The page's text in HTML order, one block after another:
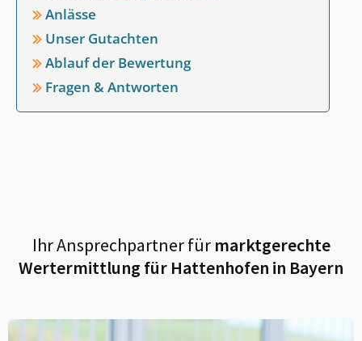
Anlässe
Unser Gutachten
Ablauf der Bewertung
Fragen & Antworten
Ihr Ansprechpartner fürmarktgerechte
Wertermittlung für Hattenhofen in Bayern